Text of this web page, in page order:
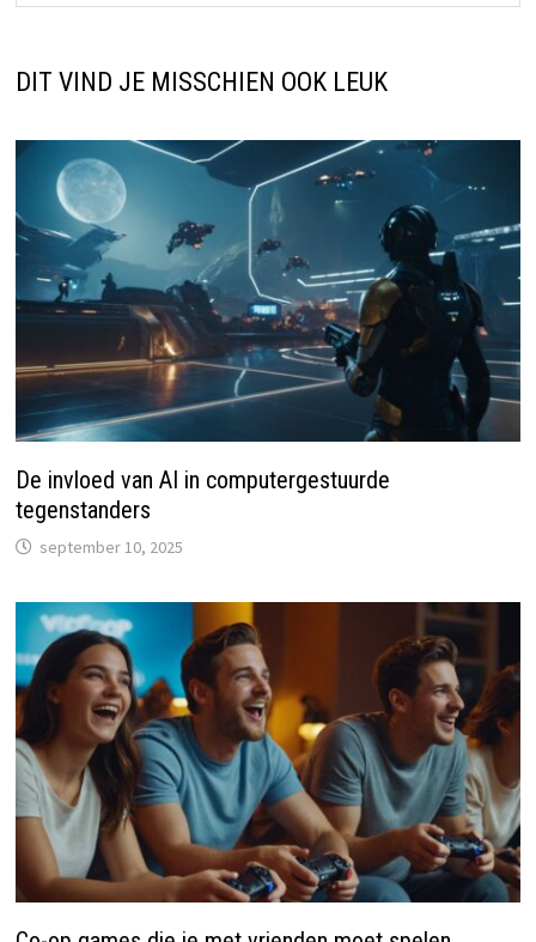
DIT VIND JE MISSCHIEN OOK LEUK
De invloed van AI in computergestuurde
tegenstanders
september 10, 2025